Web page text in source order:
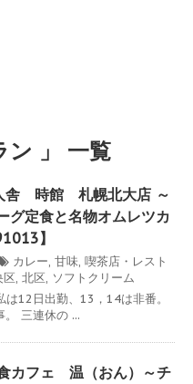
ン 」 一覧
舎 時館 札幌北大店 ～
グ定食と名物オムレツカ
】
カレー, 甘味, 喫茶店・レスト
区, 北区, ソフトクリーム
は12日出勤、13，14は非番。
。 三連休の ...
カフェ 温（おん）～チ